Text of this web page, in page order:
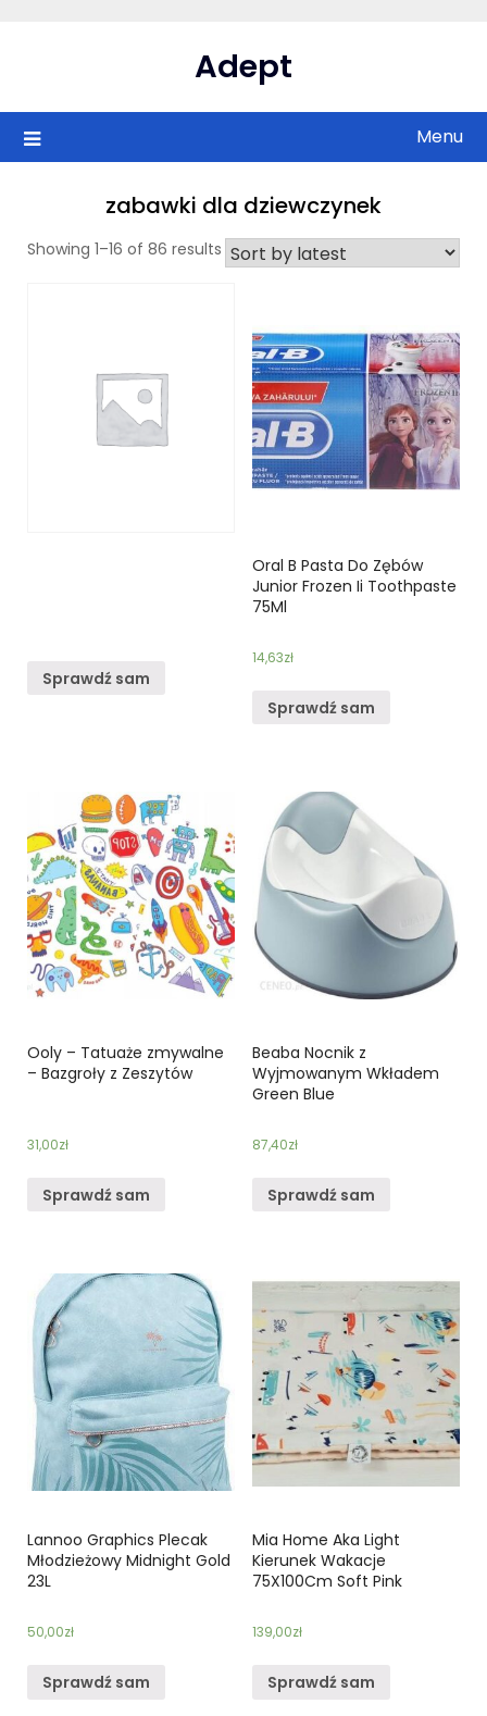
Adept
Menu
zabawki dla dziewczynek
Showing 1–16 of 86 results
Sprawdź sam
Oral B Pasta Do Zębów
Junior Frozen Ii Toothpaste
75Ml
14,63zł
Sprawdź sam
Ooly – Tatuaże zmywalne
– Bazgroły z Zeszytów
31,00zł
Sprawdź sam
Beaba Nocnik z
Wyjmowanym Wkładem
Green Blue
87,40zł
Sprawdź sam
Lannoo Graphics Plecak
Młodzieżowy Midnight Gold
23L
50,00zł
Sprawdź sam
Mia Home Aka Light
Kierunek Wakacje
75X100Cm Soft Pink
139,00zł
Sprawdź sam